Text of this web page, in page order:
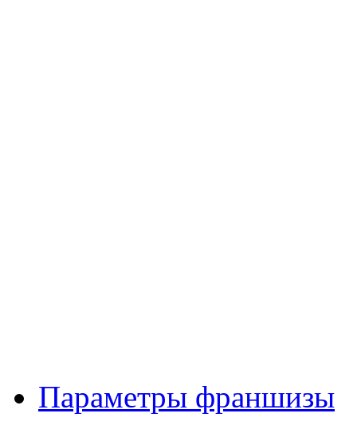
Параметры франшизы